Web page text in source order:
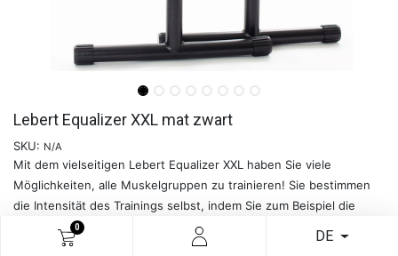
0
DE
Lebert Equalizer XXL mat zwart
SKU: N/A
Mit dem vielseitigen Lebert Equalizer XXL haben Sie viele
Möglichkeiten, alle Muskelgruppen zu trainieren! Sie bestimmen
die Intensität des Trainings selbst, indem Sie zum Beispiel die
Position Ihrer Beine während der Übungen verändern.